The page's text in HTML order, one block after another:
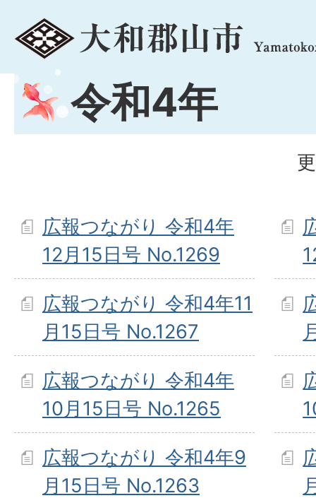
menu
令和4年
広報つながり 令和4年
12月15日号 No.1269
広報つながり 令和4年11
月15日号 No.1267
広報つながり 令和4年
10月15日号 No.1265
広報つながり 令和4年9
月15日号 No.1263